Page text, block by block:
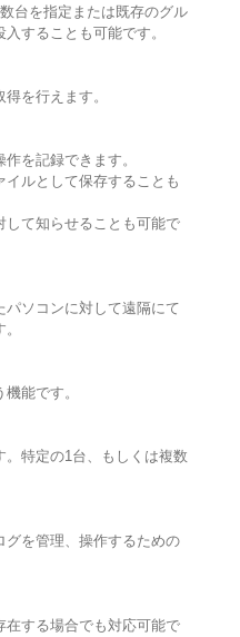
台を指定または既存のグル
することも可能です。
を行えます。
を記録できます。
ルとして保存することも
て知らせることも可能で
ソコンに対して遠隔にて
能です。
。特定の1台、もしくは複数
を管理、操作するための
する場合でも対応可能で